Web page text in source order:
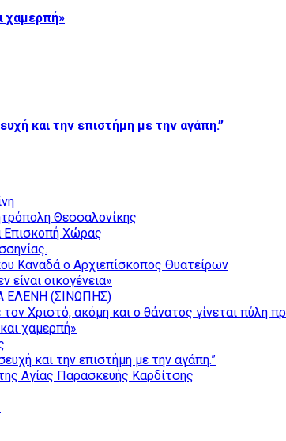
χαμερπή»
και την επιστήμη με την αγάπη.”
Θεσσαλονίκης
Επισκοπή Χώρας
Καναδά ο Αρχιεπίσκοπος Θυατείρων
οικογένεια»
ΕΛΕΝΗ (ΣΙΝΩΠΗΣ)
Χριστό, ακόμη και ο θάνατος γίνεται πύλη
χαμερπή»
και την επιστήμη με την αγάπη.”
Αγίας Παρασκευής Καρδίτσης